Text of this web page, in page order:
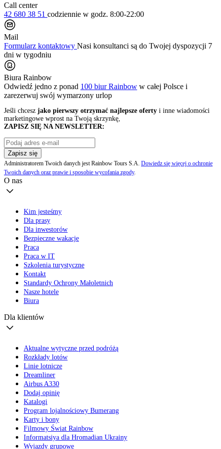
Call center
42 680 38 51 codziennie w godz. 8:00-22:00
Mail
Formularz kontaktowy Nasi konsultanci są do Twojej dyspozycji 7
dni w tygodniu
Biura Rainbow
Odwiedź jedno z ponad 100 biur Rainbow w całej Polsce i
zarezerwuj swój wymarzony urlop
Jeśli chcesz jako pierwszy otrzymać najlepsze oferty i inne wiadomości
marketingowe wprost na Twoją skrzynkę,
ZAPISZ SIĘ NA NEWSLETTER:
Zapisz się
Administratorem Twoich danych jest Rainbow Tours S.A. Dowiedz się więcej o ochronie
Twoich danych oraz prawie i sposobie wycofania zgody.
O nas
Kim jesteśmy
Dla prasy
Dla inwestorów
Bezpieczne wakacje
Praca
Praca w IT
Szkolenia turystyczne
Kontakt
Standardy Ochrony Małoletnich
Nasze hotele
Biura
Dla klientów
Aktualne wytyczne przed podróżą
Rozkłady lotów
Linie lotnicze
Dreamliner
Airbus A330
Dodaj opinię
Katalogi
Program lojalnościowy Bumerang
Karty i bony
Filmowy Świat Rainbow
Informatsiya dla Hromadian Ukrainy
Wyjazdy grupowe